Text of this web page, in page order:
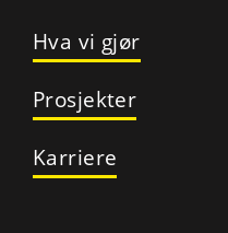
Hva vi gjør
Prosjekter
Karriere